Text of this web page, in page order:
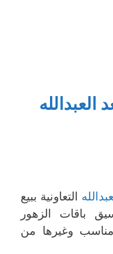
التعاونية ببيع
باقات الزهور
وغيرها من